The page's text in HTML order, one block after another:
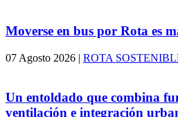
Moverse en bus por Rota es
07 Agosto 2026 | ROTA
Un entoldado que combina
ventilación e integración